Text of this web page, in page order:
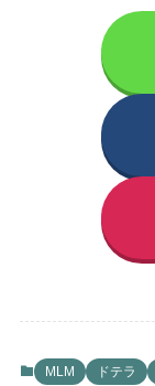
MLM ドテラ